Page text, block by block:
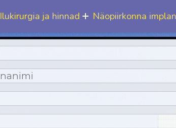
Ilukirurgia ja hinnad Näopiirkonna